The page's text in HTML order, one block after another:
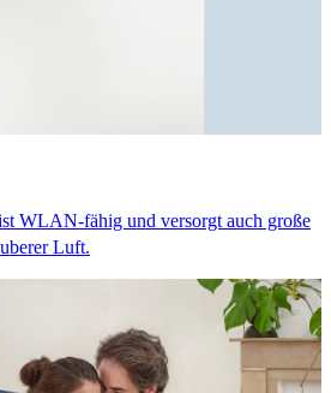
WLAN-fähig und versorgt auch große
Luft.